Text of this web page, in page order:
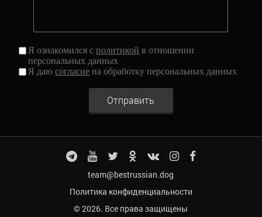
Я ознакомился сполитикой в отношении
персональных данных
Я даюсогласие на обработку персональных данных
Отправить
team@bestrussian.dog
Политика конфиденциальности
© 2026. Все права защищены